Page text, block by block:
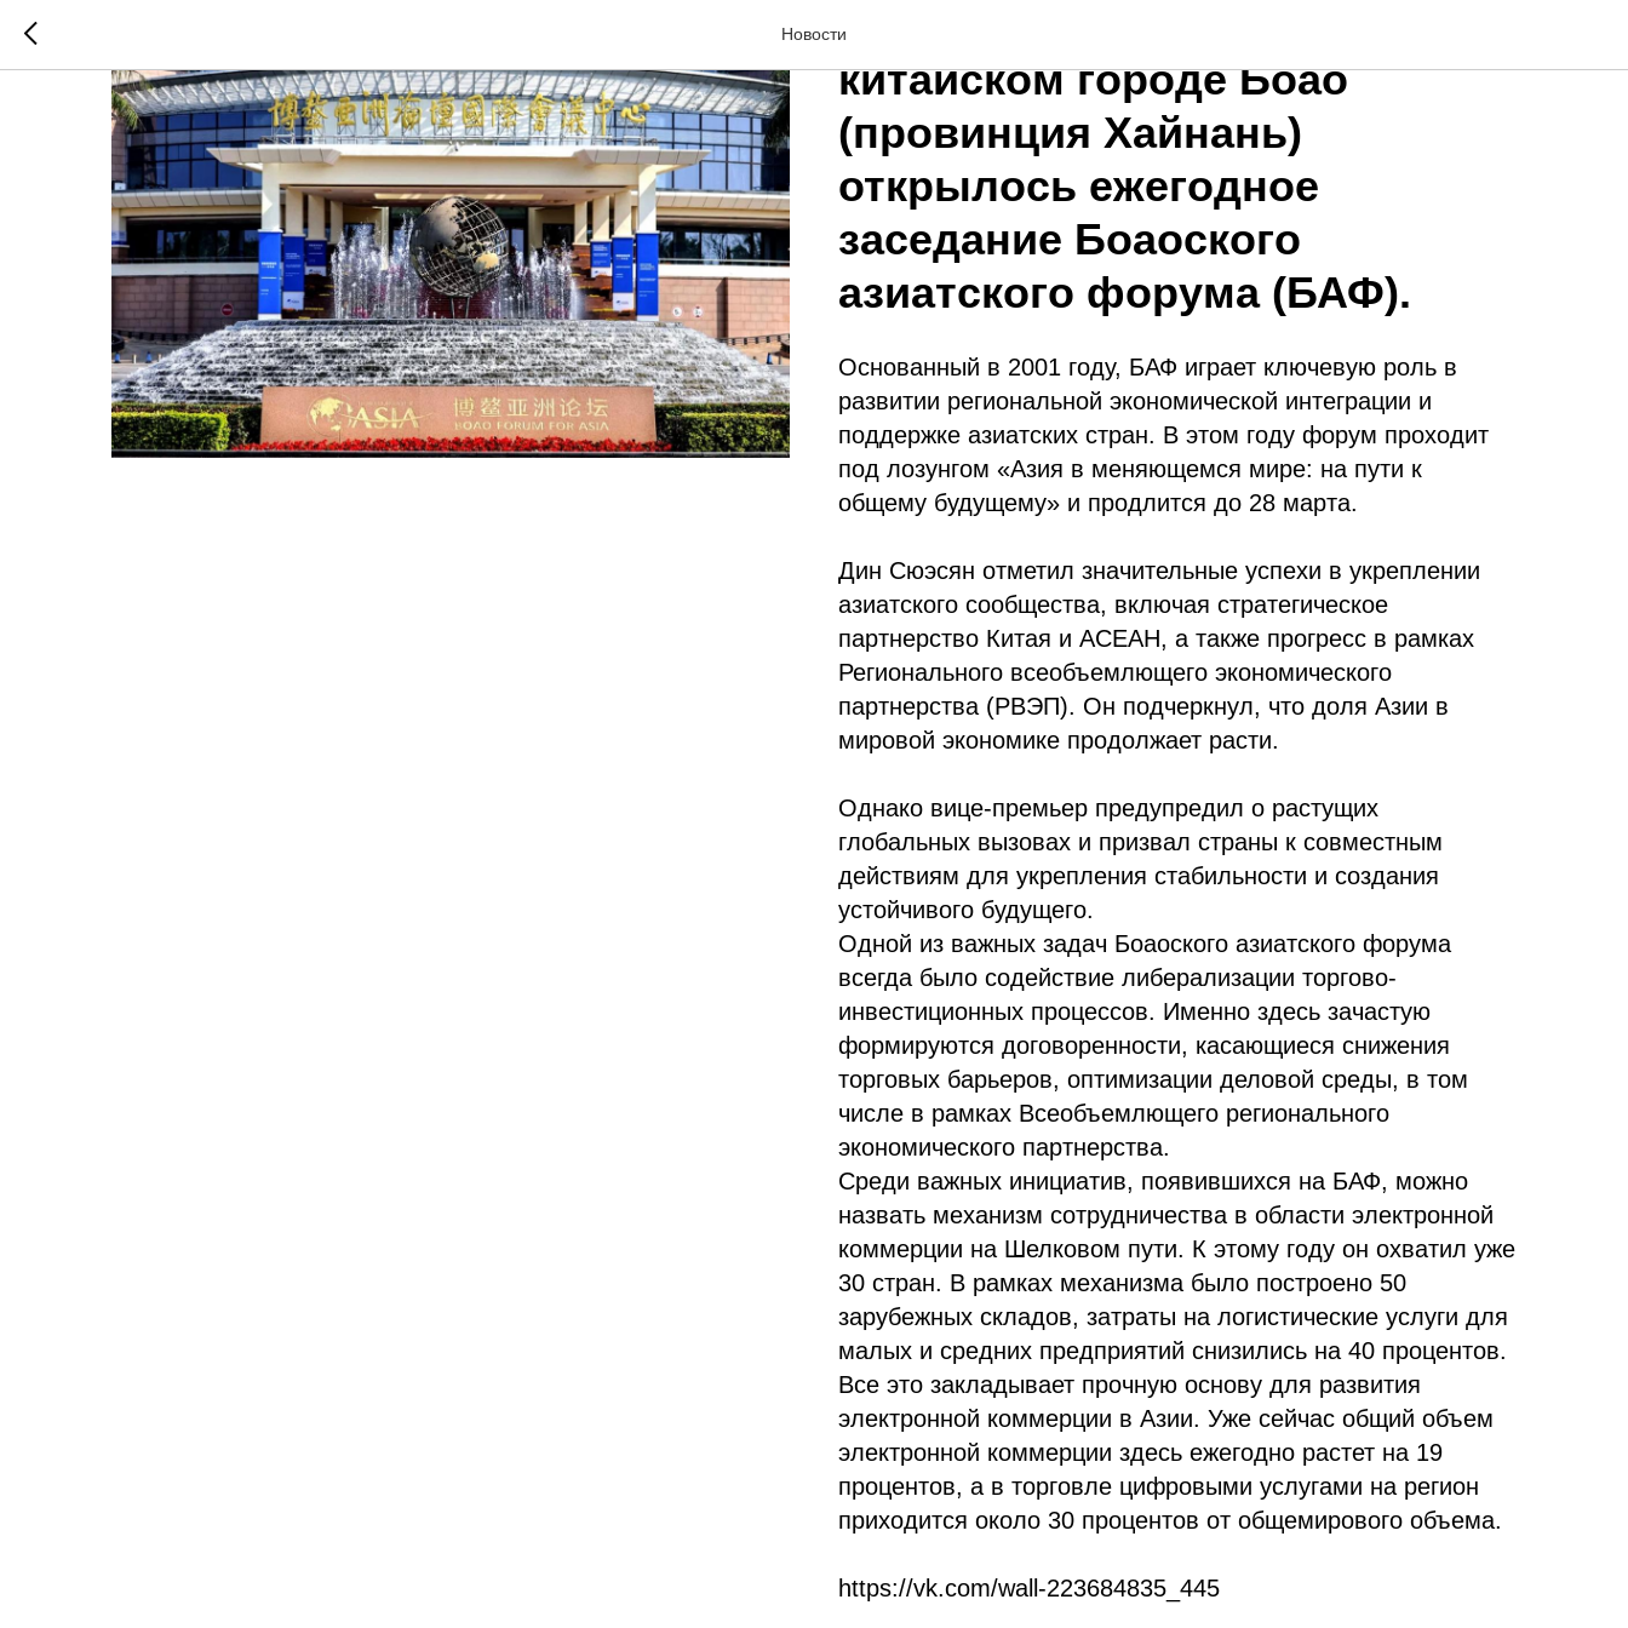
Новости25 марта 2025 года, в
китайском городе Боао
(провинция Хайнань)
открылось ежегодное
заседание Боаоского
азиатского форума (БАФ).
Основанный в 2001 году, БАФ играет ключевую роль в
развитии региональной экономической интеграции и
поддержке азиатских стран. В этом году форум проходит
под лозунгом «Азия в меняющемся мире: на пути к
общему будущему» и продлится до 28 марта.
Дин Сюэсян отметил значительные успехи в укреплении
азиатского сообщества, включая стратегическое
партнерство Китая и АСЕАН, а также прогресс в рамках
Регионального всеобъемлющего экономического
партнерства (РВЭП). Он подчеркнул, что доля Азии в
мировой экономике продолжает расти.
Однако вице-премьер предупредил о растущих
глобальных вызовах и призвал страны к совместным
действиям для укрепления стабильности и создания
устойчивого будущего.
Одной из важных задач Боаоского азиатского форума
всегда было содействие либерализации торгово-
инвестиционных процессов. Именно здесь зачастую
формируются договоренности, касающиеся снижения
торговых барьеров, оптимизации деловой среды, в том
числе в рамках Всеобъемлющего регионального
экономического партнерства.
Среди важных инициатив, появившихся на БАФ, можно
назвать механизм сотрудничества в области электронной
коммерции на Шелковом пути. К этому году он охватил уже
30 стран. В рамках механизма было построено 50
зарубежных складов, затраты на логистические услуги для
малых и средних предприятий снизились на 40 процентов.
Все это закладывает прочную основу для развития
электронной коммерции в Азии. Уже сейчас общий объем
электронной коммерции здесь ежегодно растет на 19
процентов, а в торговле цифровыми услугами на регион
приходится около 30 процентов от общемирового объема.
https://vk.com/wall-223684835_445